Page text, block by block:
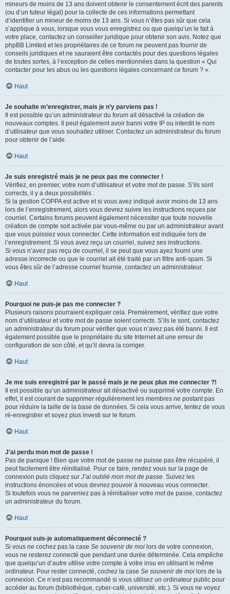
mineurs de moins de 13 ans doivent obtenir le consentement écrit des parents
(ou d’un tuteur légal) pour la collecte de ces informations permettant
d’identifier un mineur de moins de 13 ans. Si vous n’êtes pas sûr que cela
s’applique à vous, lorsque vous vous enregistrez ou que quelqu’un le fait à
votre place, contactez un conseiller juridique pour obtenir son avis. Notez que
phpBB Limited et les propriétaires de ce forum ne peuvent pas fournir de
conseils juridiques et ne sauraient être contactés pour des questions légales
de toutes sortes, à l’exception de celles mentionnées dans la question « Qui
contacter pour les abus ou les questions légales concernant ce forum ? ».
Haut
Je souhaite m’enregistrer, mais je n’y parviens pas !
Il est possible qu’un administrateur du forum ait désactivé la création de
nouveaux comptes. Il peut également avoir banni votre IP ou interdit le nom
d’utilisateur que vous souhaitez utiliser. Contactez un administrateur du forum
pour obtenir de l’aide.
Haut
Je suis enregistré mais je ne peux pas me connecter !
Vérifiez, en premier, votre nom d’utilisateur et votre mot de passe. S’ils sont
corrects, il y a deux possibilités :
Si la gestion COPPA est active et si vous avez indiqué avoir moins de 13 ans
lors de l’enregistrement, alors vous devrez suivre les instructions reçues par
courriel. Certains forums peuvent également nécessiter que toute nouvelle
création de compte soit activée par vous-même ou par un administrateur avant
que vous puissiez vous connecter. Cette information est indiquée lors de
l’enregistrement. Si vous avez reçu un courriel, suivez ses instructions.
Si vous n’avez pas reçu de courriel, il se peut que vous ayez fourni une
adresse incorrecte ou que le courriel ait été traité par un filtre anti-spam. Si
vous êtes sûr de l’adresse courriel fournie, contactez un administrateur.
Haut
Pourquoi ne puis-je pas me connecter ?
Plusieurs raisons pourraient expliquer cela. Premièrement, vérifiez que votre
nom d’utilisateur et votre mot de passe soient corrects. S’ils le sont, contactez
un administrateur du forum pour vérifier que vous n’avez pas été banni. Il est
également possible que le propriétaire du site Internet ait une erreur de
configuration de son côté, et qu’il devra la corriger.
Haut
Je me suis enregistré par le passé mais je ne peux plus me connecter ?!
Il est possible qu’un administrateur ait désactivé ou supprimé votre compte. En
effet, il est courant de supprimer régulièrement les membres ne postant pas
pour réduire la taille de la base de données. Si cela vous arrive, tentez de vous
ré-enregistrer et soyez plus investi sur le forum.
Haut
J’ai perdu mon mot de passe !
Pas de panique ! Bien que votre mot de passe ne puisse pas être récupéré, il
peut facilement être réinitialisé. Pour ce faire, rendez vous sur la page de
connexion puis cliquez sur J’ai oublié mon mot de passe. Suivez les
instructions énoncées et vous devriez pouvoir à nouveau vous connecter.
Si toutefois vous ne parveniez pas à réinitialiser votre mot de passe, contactez
un administrateur du forum.
Haut
Pourquoi suis-je automatiquement déconnecté ?
Si vous ne cochez pas la case Se souvenir de moi lors de votre connexion,
vous ne resterez connecté que pendant une durée déterminée. Cela empêche
que quelqu’un d’autre utilise votre compte à votre insu en utilisant le même
ordinateur. Pour rester connecté, cochez la case Se souvenir de moi lors de la
connexion. Ce n’est pas recommandé si vous utilisez un ordinateur public pour
accéder au forum (bibliothèque, cyber-café, université, etc.). Si vous ne voyez